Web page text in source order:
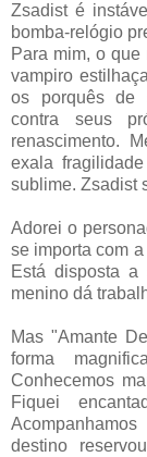
Zsadist é
bomba-relógio
Para mim, o
vampiro
os porquês de
contra seus
renascimento.
exala
sublime. Zsadist
Adorei o
se importa com
Está disposta
menino dá
Mas "Amante
forma
Conhecemos
Fiquei
destino